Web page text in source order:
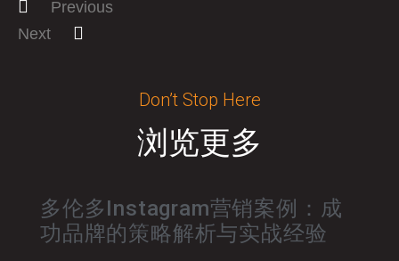
Previous
Next
Don’t Stop Here
浏览更多
多伦多Instagram营销案例：成
功品牌的策略解析与实战经验